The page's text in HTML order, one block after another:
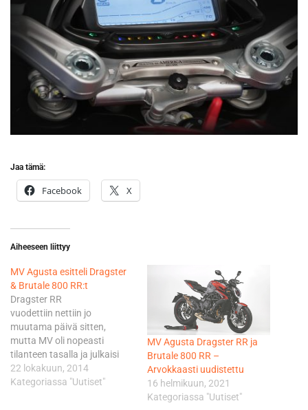
Jaa tämä:
Facebook X
Aiheeseen liittyy
MV Agusta esitteli Dragster
& Brutale 800 RR:t
Dragster RR
vuodettiin nettiin jo
muutama päivä sitten,
mutta MV oli nopeasti
tilanteen tasalla ja julkaisi
kaiken virallisesti. RR-versiot
on aiemmin tehty
22 lokakuun, 2014
Kategoriassa "Uutiset"
MV Agusta Dragster RR ja
Brutale 800 RR –
Arvokkaasti uudistettu
16 helmikuun, 2021
Kategoriassa "Uutiset"